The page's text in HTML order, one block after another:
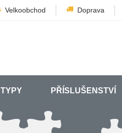
Velkoobchod Doprava
TYPY PŘÍSLUŠENSTVÍ